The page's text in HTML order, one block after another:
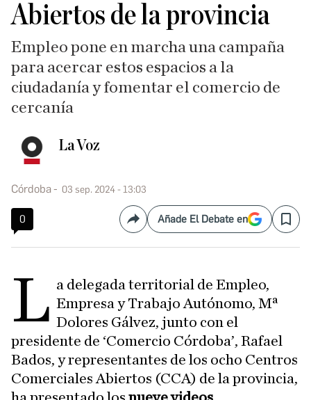
Abiertos de la provincia
Empleo pone en marcha una campaña
para acercar estos espacios a la
ciudadanía y fomentar el comercio de
cercanía
La Voz
Córdoba 03 sep. 2024 - 13:03
0 CompartirAñade El Debate en Save
L a delegada territorial de Empleo,
Empresa y Trabajo Autónomo, Mª
Dolores Gálvez, junto con el
presidente de ‘Comercio Córdoba’, Rafael
Bados, y representantes de los ocho Centros
Comerciales Abiertos (CCA) de la provincia,